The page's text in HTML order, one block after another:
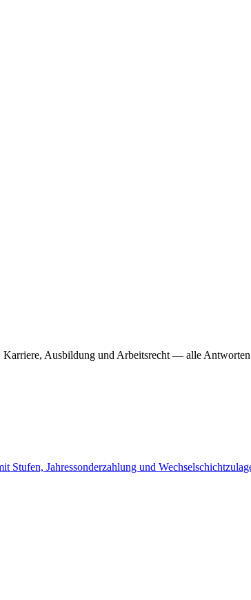
Ausbildung und Arbeitsrecht — alle Antworten
Stufen, Jahressonderzahlung und